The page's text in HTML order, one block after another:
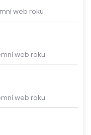
web roku
web roku
web roku